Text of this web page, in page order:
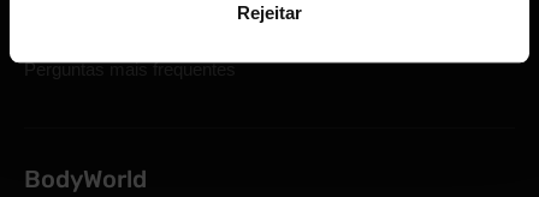
Rejeitar
Perguntas mais frequentes
BodyWorld